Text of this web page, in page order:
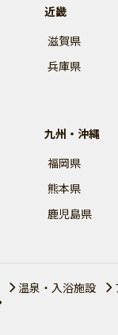
近畿
滋賀県
兵庫県
九州・沖縄
福岡県
熊本県
鹿児島県
温泉・入浴施設